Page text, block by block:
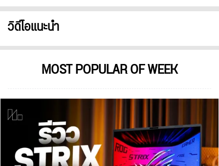
วิดีโอแนะนำ
MOST POPULAR OF WEEK